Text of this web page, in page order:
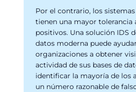
Por el contrario, los
tienen una mayor tolerancia
positivos. Una solución IDS
datos moderna puede
organizaciones a obtener
actividad de sus bases de
identificar la mayoría de los
un número razonable de